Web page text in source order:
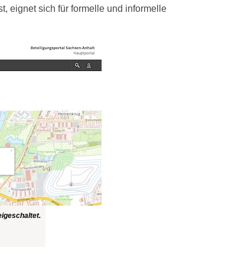
eignet sich für formelle und informelle